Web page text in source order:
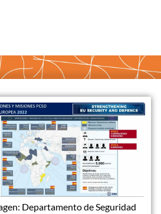
Departamento de Seguridad